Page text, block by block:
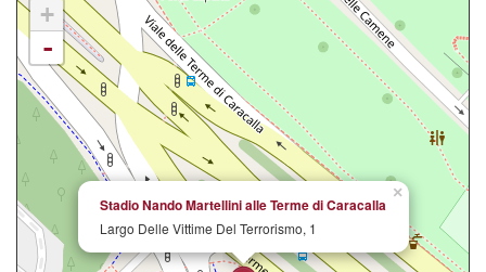
×
Stadio Nando Martellini alle Terme di Caracalla
Largo Delle Vittime Del Terrorismo, 1
+
-